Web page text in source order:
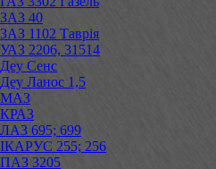
ЗАЗ 40
ЗАЗ 1102 Таврія
УАЗ 2206, 31514
Деу Сенс
Деу Ланос 1,5
МАЗ
КРАЗ
ЛАЗ 695; 699
ІКАРУС 255; 256
ПАЗ 3205